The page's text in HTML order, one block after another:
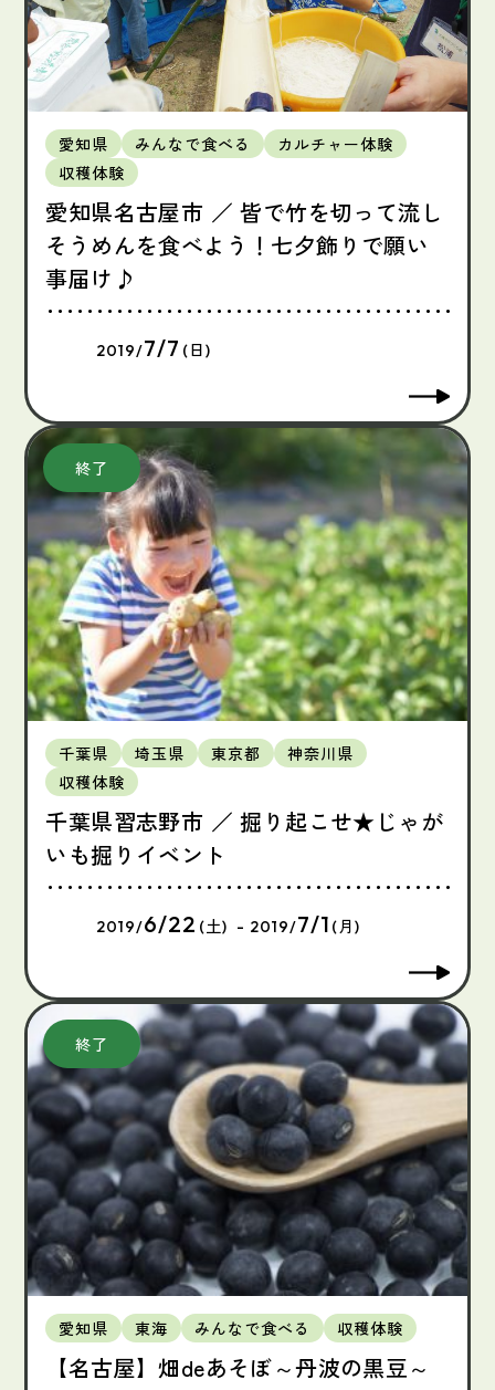
愛知県 みんなで食べる
カルチャー体験
収穫体験
愛知県名古屋市 ／ 皆で竹を切って流し
そうめんを食べよう！七夕飾りで願い
事届け♪
2019/7/7 (日)
千葉県 埼玉県 東京都
神奈川県
収穫体験
千葉県習志野市 ／ 掘り起こせ★じゃが
いも掘りイベント
2019/6/22 (土) - 2019/7/1 (月)
愛知県 東海 みんなで食べる 収穫体験
【名古屋】畑deあそぼ～丹波の黒豆～